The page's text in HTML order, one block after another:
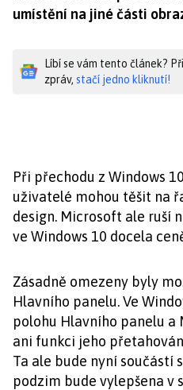
umístění na jiné části
Líbí se vám tento článek?
zpráv, stačí jedno kliknutí!
Při přechodu z Windows
uživatelé mohou těšit na
design. Microsoft ale ruší
ve Windows 10 docela
Zásadně omezeny byly
Hlavního panelu. Ve
polohu Hlavního panelu a
ani funkci jeho
Ta ale bude nyní součástí
podzim bude vylepšena v